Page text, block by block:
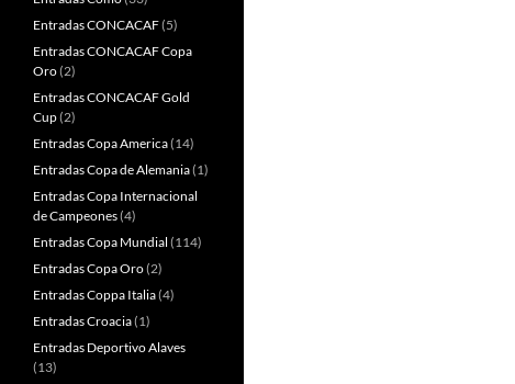
Entradas CONCACAF(5)
Entradas CONCACAF Copa
Oro(2)
Entradas CONCACAF Gold
Cup(2)
Entradas Copa America(14)
Entradas Copa de Alemania(1)
Entradas Copa Internacional
de Campeones(4)
Entradas Copa Mundial (114)
Entradas Copa Oro(2)
Entradas Coppa Italia(4)
Entradas Croacia(1)
Entradas Deportivo Alaves
(13)